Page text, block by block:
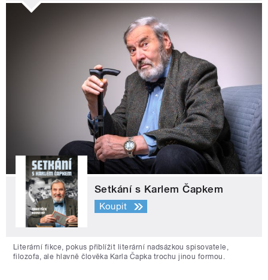
Setkání s Karlem Čapkem
Koupit
Literární fikce, pokus přiblížit literární nadsázkou spisovatele,
filozofa, ale hlavně člověka Karla Čapka trochu jinou formou.